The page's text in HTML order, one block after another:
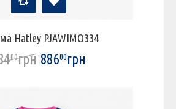
Hatley PJAWIMO334
00грн 88600грн